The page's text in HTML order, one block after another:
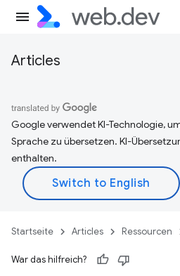
Articles
Google verwendet KI-Technologie,
Sprache zu übersetzen. KI-
enthalten.
Startseite Articles Ressourcen
War das hilfreich?